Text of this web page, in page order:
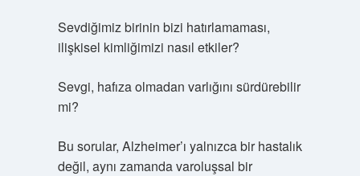
Sevdiğimiz birinin bizi hatırlamaması,
ilişkisel kimliğimizi nasıl etkiler?
Sevgi, hafıza olmadan varlığını sürdürebilir
mi?
Bu sorular, Alzheimer’ı yalnızca bir hastalık
değil, aynı zamanda varoluşsal bir